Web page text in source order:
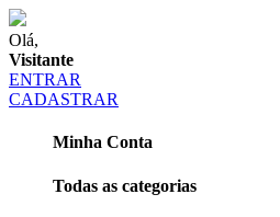
Olá,
Visitante
ENTRAR
CADASTRAR
Minha Conta
Todas as categorias